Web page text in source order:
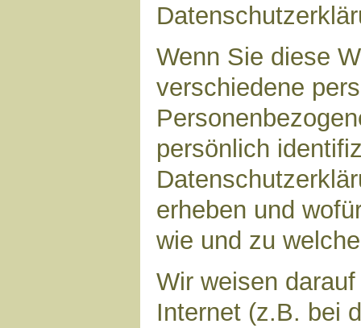
Wenn Sie diese
verschiedene
persönlich
erheben und
wie und zu
Wir weisen
Internet (z.B. bei